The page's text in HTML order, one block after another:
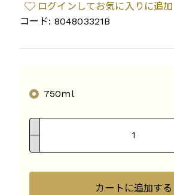
ログインしてお気に入りに追加
コード: 804803321B
750ml
カートに追加する